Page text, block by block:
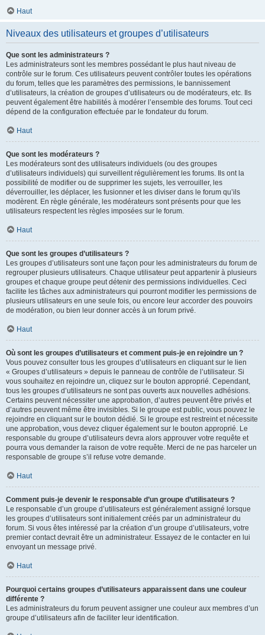
Haut
Niveaux des utilisateurs et groupes d’utilisateurs
Que sont les administrateurs ?
Les administrateurs sont les membres possédant le plus haut niveau de
contrôle sur le forum. Ces utilisateurs peuvent contrôler toutes les opérations
du forum, telles que les paramètres des permissions, le bannissement
d’utilisateurs, la création de groupes d’utilisateurs ou de modérateurs, etc. Ils
peuvent également être habilités à modérer l’ensemble des forums. Tout ceci
dépend de la configuration effectuée par le fondateur du forum.
Haut
Que sont les modérateurs ?
Les modérateurs sont des utilisateurs individuels (ou des groupes
d’utilisateurs individuels) qui surveillent régulièrement les forums. Ils ont la
possibilité de modifier ou de supprimer les sujets, les verrouiller, les
déverrouiller, les déplacer, les fusionner et les diviser dans le forum qu’ils
modèrent. En règle générale, les modérateurs sont présents pour que les
utilisateurs respectent les règles imposées sur le forum.
Haut
Que sont les groupes d’utilisateurs ?
Les groupes d’utilisateurs sont une façon pour les administrateurs du forum de
regrouper plusieurs utilisateurs. Chaque utilisateur peut appartenir à plusieurs
groupes et chaque groupe peut détenir des permissions individuelles. Ceci
facilite les tâches aux administrateurs qui pourront modifier les permissions de
plusieurs utilisateurs en une seule fois, ou encore leur accorder des pouvoirs
de modération, ou bien leur donner accès à un forum privé.
Haut
Où sont les groupes d’utilisateurs et comment puis-je en rejoindre un ?
Vous pouvez consulter tous les groupes d’utilisateurs en cliquant sur le lien
« Groupes d’utilisateurs » depuis le panneau de contrôle de l’utilisateur. Si
vous souhaitez en rejoindre un, cliquez sur le bouton approprié. Cependant,
tous les groupes d’utilisateurs ne sont pas ouverts aux nouvelles adhésions.
Certains peuvent nécessiter une approbation, d’autres peuvent être privés et
d’autres peuvent même être invisibles. Si le groupe est public, vous pouvez le
rejoindre en cliquant sur le bouton dédié. Si le groupe est restreint et nécessite
une approbation, vous devez cliquer également sur le bouton approprié. Le
responsable du groupe d’utilisateurs devra alors approuver votre requête et
pourra vous demander la raison de votre requête. Merci de ne pas harceler un
responsable de groupe s’il refuse votre demande.
Haut
Comment puis-je devenir le responsable d’un groupe d’utilisateurs ?
Le responsable d’un groupe d’utilisateurs est généralement assigné lorsque
les groupes d’utilisateurs sont initialement créés par un administrateur du
forum. Si vous êtes intéressé par la création d’un groupe d’utilisateurs, votre
premier contact devrait être un administrateur. Essayez de le contacter en lui
envoyant un message privé.
Haut
Pourquoi certains groupes d’utilisateurs apparaissent dans une couleur
différente ?
Les administrateurs du forum peuvent assigner une couleur aux membres d’un
groupe d’utilisateurs afin de faciliter leur identification.